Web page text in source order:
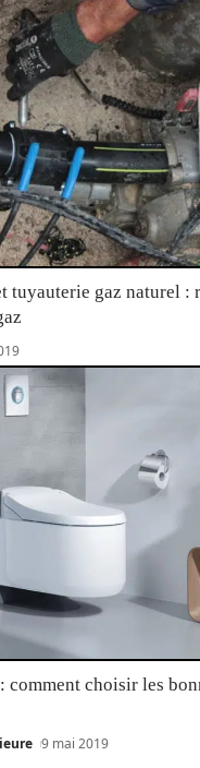
tuyauterie gaz naturel :
comment choisir les
9 mai 2019